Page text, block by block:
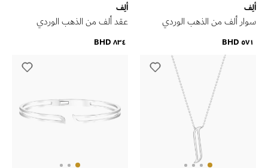
ألِف
سوار ألف من الذهب الوردي
٥٧١ BHD
ألِف
عقد ألف من الذهب الوردي
٨٣٤ BHD